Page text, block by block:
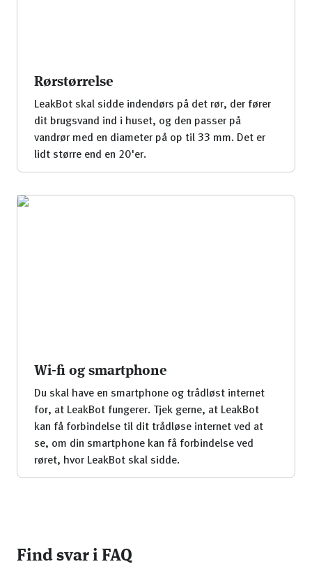
Rørstørrelse
LeakBot skal sidde indendørs på det rør, der fører
dit brugsvand ind i huset, og den passer på
vandrør med en diameter på op til 33 mm. Det er
lidt større end en 20'er.
Wi-fi og smartphone
Du skal have en smartphone og trådløst internet
for, at LeakBot fungerer. Tjek gerne, at LeakBot
kan få forbindelse til dit trådløse internet ved at
se, om din smartphone kan få forbindelse ved
røret, hvor LeakBot skal sidde.
Find svar i FAQ